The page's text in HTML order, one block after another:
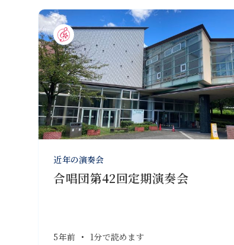
近年の演奏会
合唱団第42回定期演奏会
5年前 • 1分で読めます